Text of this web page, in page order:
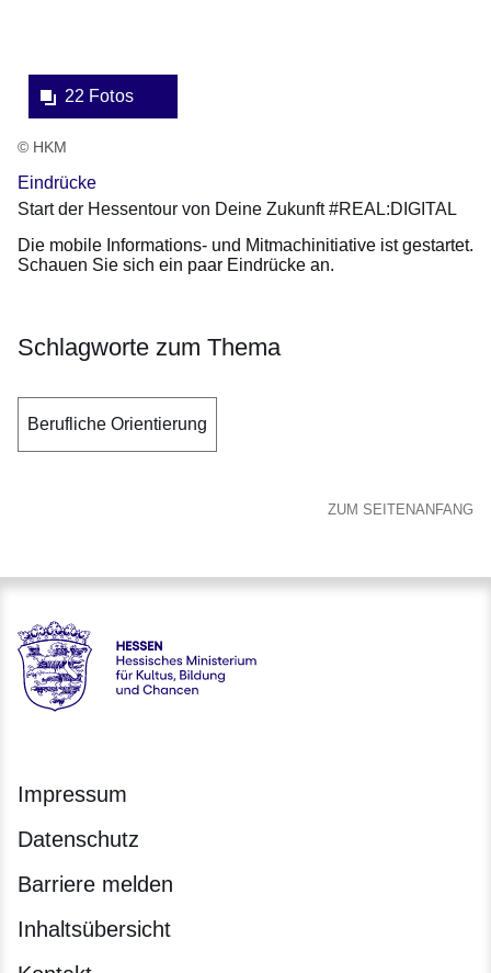
22 Fotos
© HKM
Eindrücke
Start der Hessentour von Deine Zukunft #REAL:DIGITAL
Die mobile Informations- und Mitmachinitiative ist gestartet.
Schauen Sie sich ein paar Eindrücke an.
Schlagworte zum Thema
Berufliche Orientierung
ZUM SEITENANFANG
Hessen - Hessisches Ministerium für Kultus, Bildung und
Impressum
Datenschutz
Barriere melden
Inhaltsübersicht